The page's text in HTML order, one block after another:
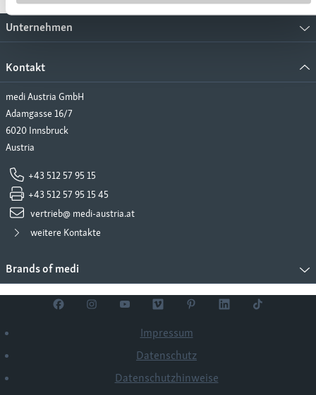
Unternehmen
Kontakt
medi Austria GmbH
Adamgasse 16/7
6020 Innsbruck
Austria
+43 512 57 95 15
+43 512 57 95 15 45
vertrieb@ medi-austria.at
weitere Kontakte
Brands of medi
Impressum
Datenschutz
Datenschutzhinweise